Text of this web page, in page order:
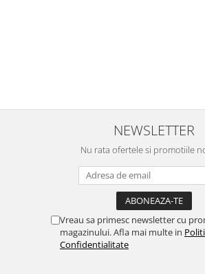
NEWSLETTER
Nu rata ofertele si promotiile
Vreau sa primesc newsletter cu
magazinului. Afla mai multe in
Confidentialitate